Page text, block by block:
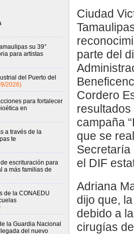
su 39°
para artistas
del Puerto del
2026)
para fortalecer
en
a través de la
te
escrituración para
a más familias de
de la CONAEDU
la Guardia Nacional
del nuevo
Ciudad
parte del
Cordero
campaña
que se
Secretaría
el DIF
Adriana
dijo que,
debido a
cirugías